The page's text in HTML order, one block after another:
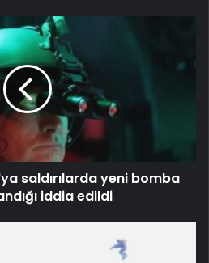
saldırılarda yeni bomba
iddia edildi